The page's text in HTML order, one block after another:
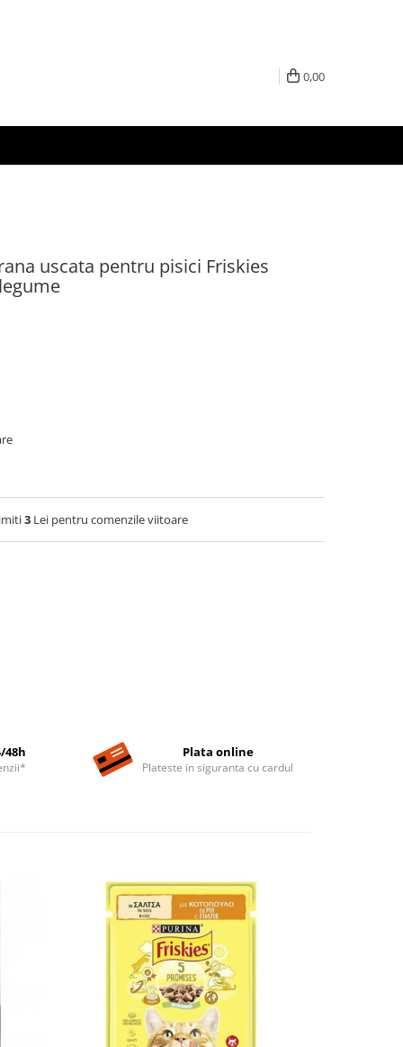
0,00
uscata pentru pisici Friskies
3 Lei pentru comenzile viitoare
48h Plata online
Plateste in siguranta cu cardul